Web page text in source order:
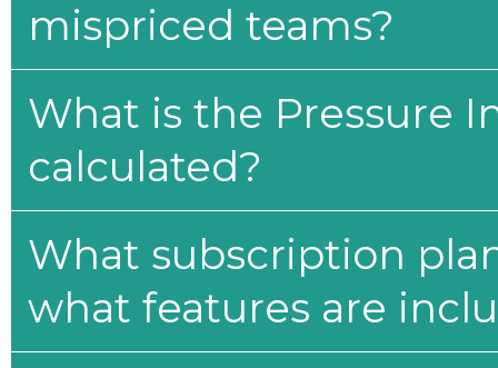
mispriced teams?
What is the Pressure
calculated?
What subscription
what features are